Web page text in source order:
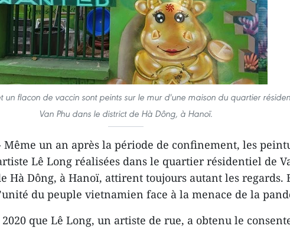
un flacon de vaccin sont peints sur le mur d'une maison du quartier
Van Phu dans le district de Hà Dông, à Hanoï.
Même un an après la période de confinement, les
Lê Long réalisées dans le quartier résidentiel de
Hà Dông, à Hanoï, attirent toujours autant les regards.
du peuple vietnamien face à la menace de la
2020 que Lê Long, un artiste de rue, a obtenu le